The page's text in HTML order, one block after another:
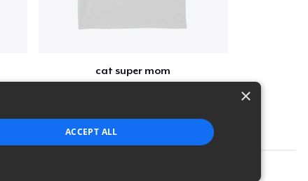
cat super mom
×
ACCEPT ALL